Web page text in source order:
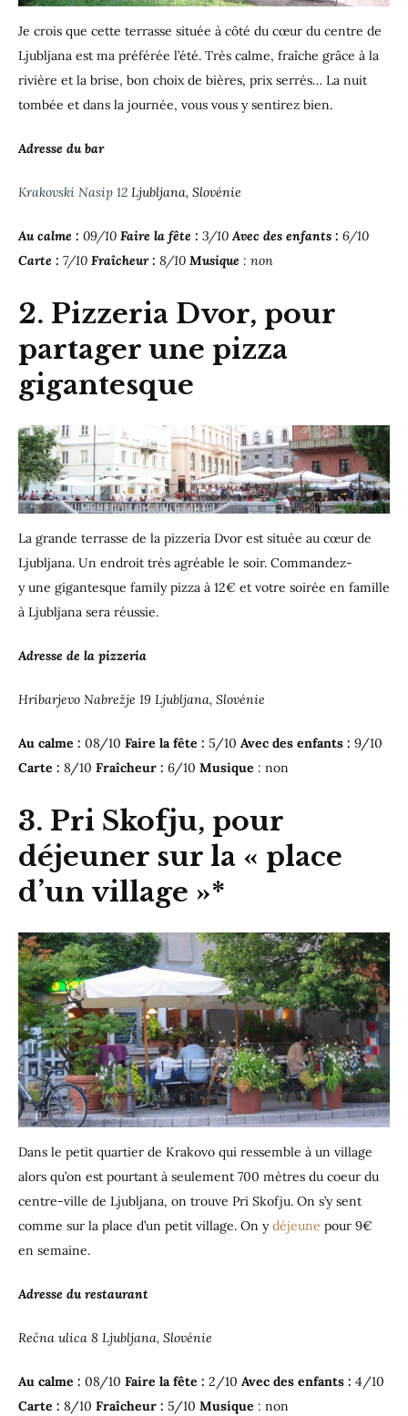
Je crois que cette terrasse située à côté du cœur du centre de
Ljubljana est ma préférée l’été. Très calme, fraîche grâce à la
rivière et la brise, bon choix de bières, prix serrés… La nuit
tombée et dans la journée, vous vous y sentirez bien.
Adresse du bar
Krakovski Nasip 12 Ljubljana, Slovénie
Au calme : 09/10 Faire la fête : 3/10Avec des enfants : 6/10
Carte : 7/10 Fraîcheur : 8/10 Musique : non
2. Pizzeria Dvor, pour
partager une pizza
gigantesque
La grande terrasse de la pizzeria Dvor est située au cœur de
Ljubljana. Un endroit très agréable le soir. Commandez-
y une gigantesque family pizza à 12€ et votre soirée en famille
à Ljubljana sera réussie.
Adresse de la pizzeria
Hribarjevo Nabrežje 19 Ljubljana, Slovénie
Au calme : 08/10 Faire la fête : 5/10 Avec des enfants : 9/10
Carte : 8/10 Fraîcheur : 6/10 Musique : non
3. Pri Skofju, pour
déjeuner sur la « place
d’un village »*
Dans le petit quartier de Krakovo qui ressemble à un village
alors qu’on est pourtant à seulement 700 mètres du coeur du
centre-ville de Ljubljana, on trouve Pri Skofju. On s’y sent
comme sur la place d’un petit village. On ydéjeune pour 9€
en semaine.
Adresse du restaurant
Rečna ulica 8 Ljubljana, Slovénie
Au calme : 08/10 Faire la fête : 2/10 Avec des enfants : 4/10
Carte : 8/10 Fraîcheur : 5/10 Musique : non